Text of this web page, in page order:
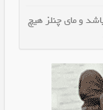
و مای چنلز هیچ